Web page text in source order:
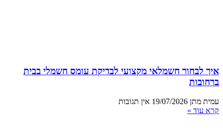
איך לבחור חשמלאי מקצועי לבדיקת עומס חשמלי בבית
ברחובות
עמית מתן 19/07/2026 אין תגובות
קרא עוד »